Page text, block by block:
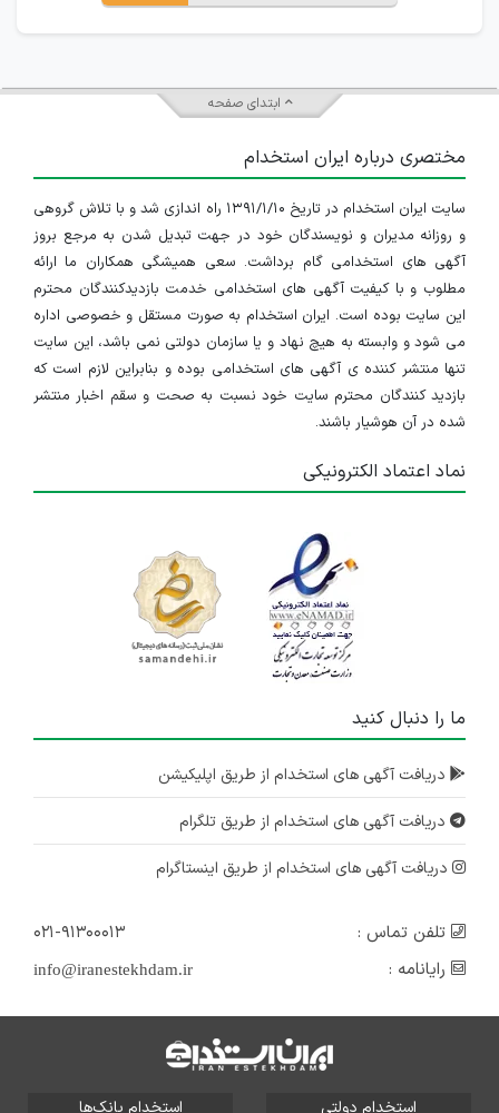
ابتدای صفحه
مختصری درباره ایران استخدام
سایت ایران استخدام در تاریخ ۱۳۹۱/۱/۱۰ راه اندازی شد و با تلاش گروهی
و روزانه مدیران و نویسندگان خود در جهت تبدیل شدن به مرجع بروز
آگهی های استخدامی گام برداشت. سعی همیشگی همکاران ما ارائه
مطلوب و با کیفیت آگهی های استخدامی خدمت بازدیدکنندگان محترم
این سایت بوده است. ایران استخدام به صورت مستقل و خصوصی اداره
می شود و وابسته به هیچ نهاد و یا سازمان دولتی نمی باشد، این سایت
تنها منتشر کننده ی آگهی های استخدامی بوده و بنابراین لازم است که
بازدید کنندگان محترم سایت خود نسبت به صحت و سقم اخبار منتشر
شده در آن هوشیار باشند.
نماد اعتماد الکترونیکی
ما را دنبال کنید
دریافت آگهی های استخدام از طریق اپلیکیشن
دریافت آگهی های استخدام از طریق تلگرام
دریافت آگهی های استخدام از طریق اینستاگرام
تلفن تماس :
۰۲۱-۹۱۳۰۰۰۱۳
رایانامه :
info@iranestekhdam.ir
استخدام دولتی استخدام بانک‌ها